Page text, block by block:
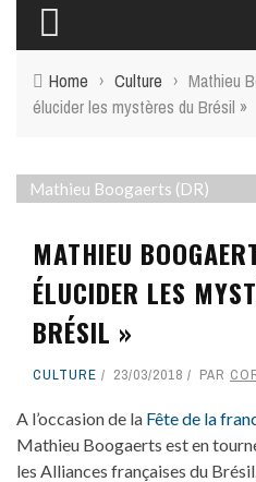
Home › Culture › Mathieu
élucider les mystères du Brésil »
Mathieu Boogaerts (DR)
MATHIEU
ÉLUCIDER LES
BRÉSIL »
CULTURE 23/03/2018 PAR
A l’occasion de la Fête de la
Mathieu Boogaerts est en
les Alliances françaises du